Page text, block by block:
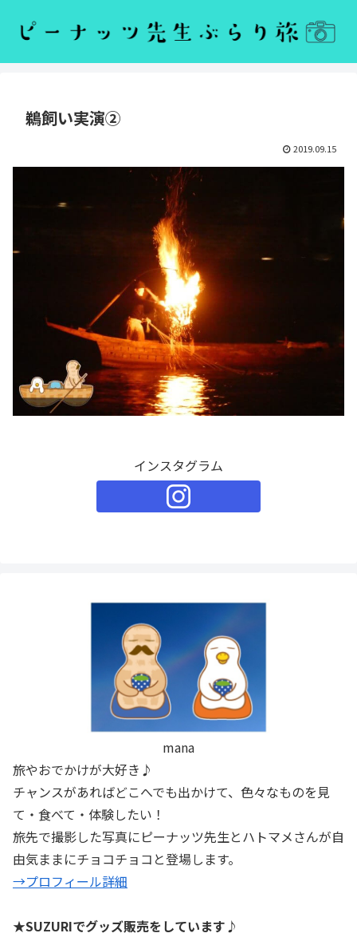
鵜飼い実演②
2019.09.15
インスタグラム
mana
旅やおでかけが大好き♪
チャンスがあればどこへでも出かけて、色々なものを見
て・食べて・体験したい！
旅先で撮影した写真にピーナッツ先生とハトマメさんが自
由気ままにチョコチョコと登場します。
→プロフィール詳細
★SUZURIでグッズ販売をしています♪